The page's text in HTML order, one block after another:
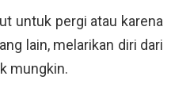
untuk pergi atau karena
lain, melarikan diri dari
mungkin.